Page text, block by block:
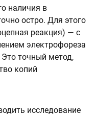
наличия в
остро. Для этого
реакция) — с
электрофореза
точный метод,
копий
исследование